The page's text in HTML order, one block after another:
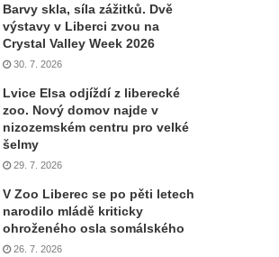
Barvy skla, síla zážitků. Dvě
výstavy v Liberci zvou na
Crystal Valley Week 2026
30. 7. 2026
Lvice Elsa odjíždí z liberecké
zoo. Nový domov najde v
nizozemském centru pro velké
šelmy
29. 7. 2026
V Zoo Liberec se po pěti letech
narodilo mládě kriticky
ohroženého osla somálského
26. 7. 2026